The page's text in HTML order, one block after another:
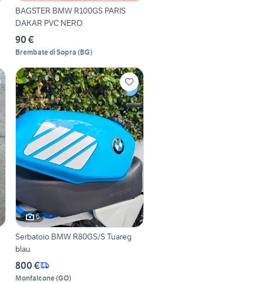
BAGSTER BMW R100GS PARIS
DAKAR PVC NERO
90 €
Brembate di Sopra (BG)
6
Serbatoio BMW R80GS/S Tuareg
blau
800 €
Monfalcone(GO)